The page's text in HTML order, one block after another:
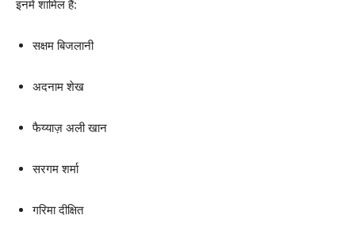
इनमें शामिल हैं:
सक्षम बिजलानी
अदनाम शेख
फैय्याज़ अली खान
सरगम शर्मा
गरिमा दीक्षित